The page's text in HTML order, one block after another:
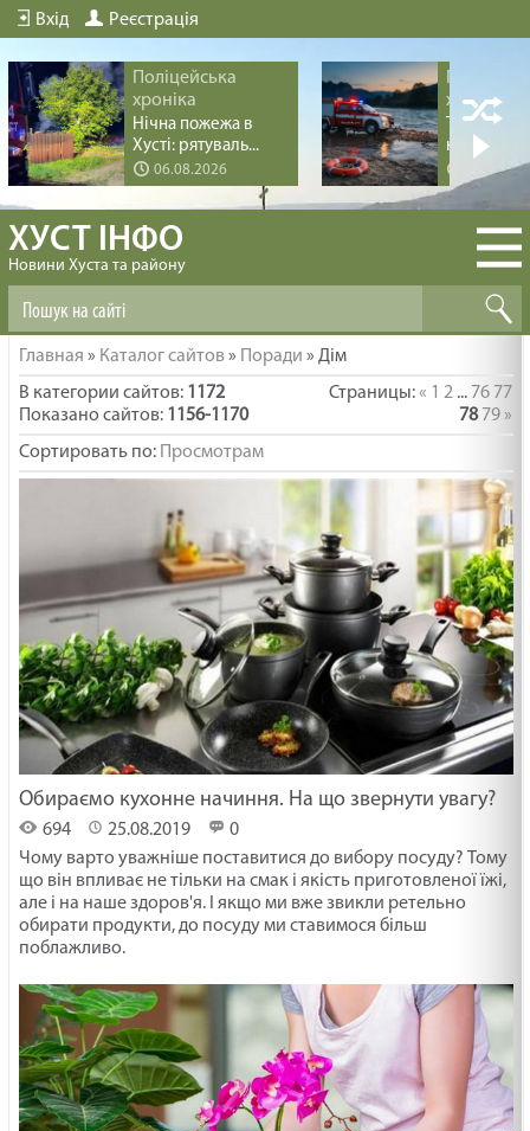
Вхід Реєстрація
Поліцейська
хроніка
Нічна пожежа в
Хусті: рятуваль...
06.08.2026
хроніка
Трагедія
купання
ХУСТ ІНФО
Новини Хуста та району
Главная » Каталог сайтов» Поради » Дім
В категории сайтов: 1172
Показано сайтов: 1156-1170
Страницы:« 1 2 ... 76 77
78 79 »
Сортировать по: Просмотрам
Обираємо кухонне начиння. На що звернути увагу?
694 25.08.2019
0
Чому варто уважніше поставитися до вибору посуду? Тому
що він впливає не тільки на смак і якість приготовленої їжі,
але і на наше здоров'я. І якщо ми вже звикли ретельно
обирати продукти, до посуду ми ставимося більш
поблажливо.